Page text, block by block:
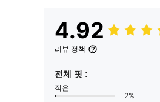
4.92
리뷰 정책
전체 핏 :
작은
2%